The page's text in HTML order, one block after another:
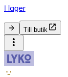
I lager
Till butik